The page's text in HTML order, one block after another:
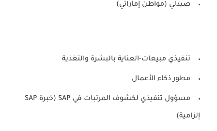
صيدلي (مواطن إماراتي)
تنفيذي مبيعات-العناية بالبشرة والتغذية
مطور ذكاء الأعمال
مسؤول تنفيذي لكشوف المرتبات في SAP (خبرة SAP
إلزامية)